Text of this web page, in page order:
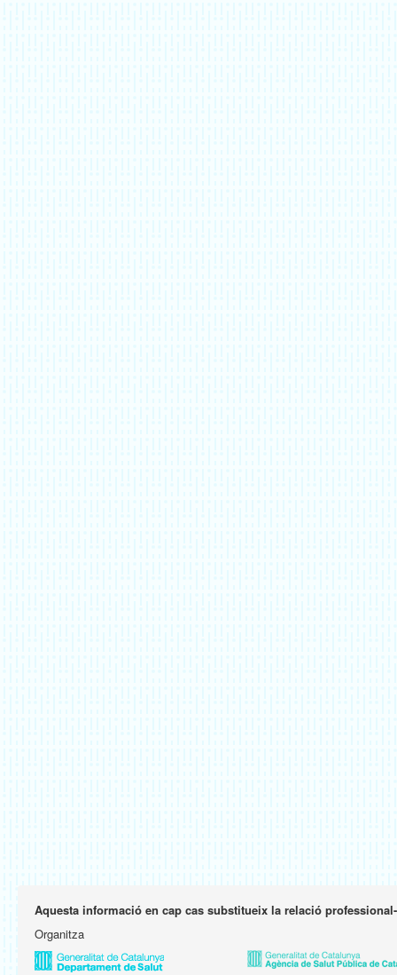
Aquesta informació en cap cas substitueix la relació
Organitza